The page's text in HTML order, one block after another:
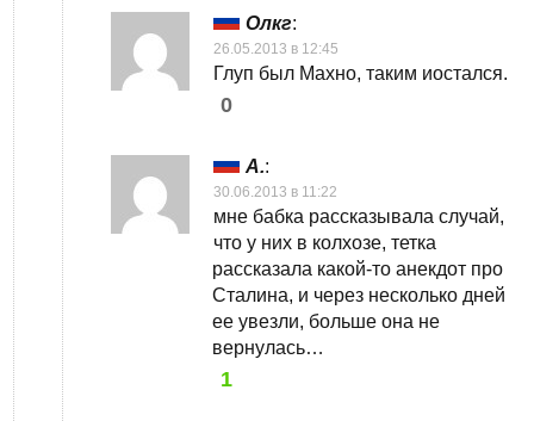
Олкг:
26.05.2013 в 12:45
Глуп был Махно, таким иостался.
0
А.:
30.06.2013 в 11:22
мне бабка рассказывала случай,
что у них в колхозе, тетка
рассказала какой-то анекдот про
Сталина, и через несколько дней
ее увезли, больше она не
вернулась…
1